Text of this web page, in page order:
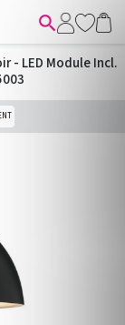

- LED Module Incl.